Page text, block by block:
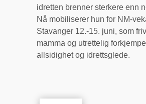
idretten brenner sterkere enn
Nå mobiliserer hun for NM-
Stavanger 12.-15. juni, som
mamma og utrettelig
allsidighet og idrettsglede.